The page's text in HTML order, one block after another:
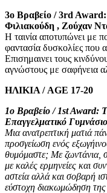
3ο Βραβείο / 3rd
Φιλιακούδη , Ζούχαν
Η ταινία αποτυπώνει με
φαντασία δυσκολίες που
Επισημαινει τους
αγνώστους με σαφήνεια
ΗΛΙΚΙΑ / AGE 17-20
1ο Βραβείο / 1st Award:
Επαγγελματικό
Μια ανατρεπτική ματιά
προσγείωση ενός
θυμόμαστε; Με ζωντάνια,
με καλές ερμηνείες και
aστεία αλλά και σοβαρή
εύστοχη διακωμώδηση